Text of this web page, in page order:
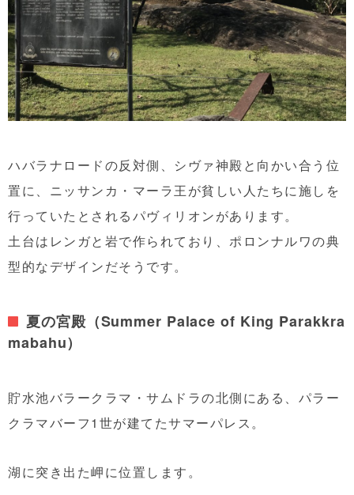
ハバラナロードの反対側、シヴァ神殿と向かい合う位
置に、ニッサンカ・マーラ王が貧しい人たちに施しを
行っていたとされるパヴィリオンがあります。
土台はレンガと岩で作られており、ポロンナルワの典
型的なデザインだそうです。
夏の宮殿（Summer Palace of King Parakkra
mabahu）
貯水池バラークラマ・サムドラの北側にある、パラー
クラマバーフ1世が建てたサマーパレス。
湖に突き出た岬に位置します。